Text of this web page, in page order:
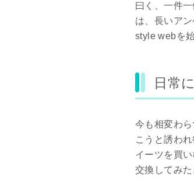
曰く、一件
は、長いア
style webを
日常
今も相変わ
こうと誘わ
イーツを買
交換してみた